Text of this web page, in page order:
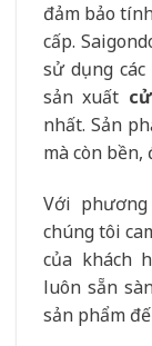
đảm bảo
cấp.
sử dụng
sản xuất
nhất. Sản
mà còn bền,
Với
chúng tôi
của khách
luôn sẵn
sản phẩm